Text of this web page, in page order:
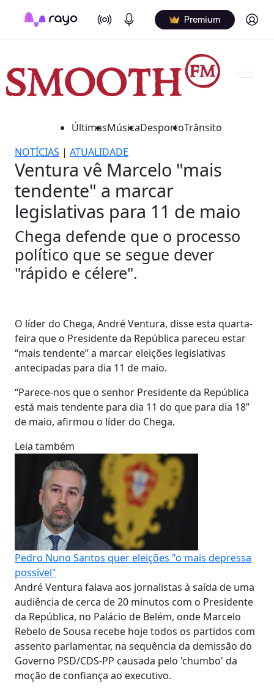
On Air Podcasts Premium Log in
ÚltimasMúsicaDesportoTrânsito
NOTÍCIAS | ATUALIDADE
Ventura vê Marcelo "mais
tendente" a marcar
legislativas para 11 de maio
Chega defende que o processo
político que se segue dever
"rápido e célere".
O líder do Chega, André Ventura, disse esta quarta-
feira que o Presidente da República pareceu estar
“mais tendente” a marcar eleições legislativas
antecipadas para dia 11 de maio.
“Parece-nos que o senhor Presidente da República
está mais tendente para dia 11 do que para dia 18”
de maio, afirmou o líder do Chega.
Leia também
Pedro Nuno Santos quer eleições "o mais depressa
possível"
André Ventura falava aos jornalistas à saída de uma
audiência de cerca de 20 minutos com o Presidente
da República, no Palácio de Belém, onde Marcelo
Rebelo de Sousa recebe hoje todos os partidos com
assento parlamentar, na sequência da demissão do
Governo PSD/CDS-PP causada pelo 'chumbo' da
moção de confiança ao executivo.